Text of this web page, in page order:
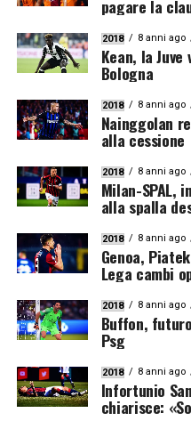
pagare la
2018 8 anni ago
Kean, la
Bologna
2018 8 anni ago
Nainggolan
alla cessione
2018 8 anni ago
Milan-SPAL,
alla spalla
2018 8 anni ago
Genoa,
Lega cambi
2018 8 anni ago
Buffon,
Psg
2018 8 anni ago
Infortunio
chiarisce: